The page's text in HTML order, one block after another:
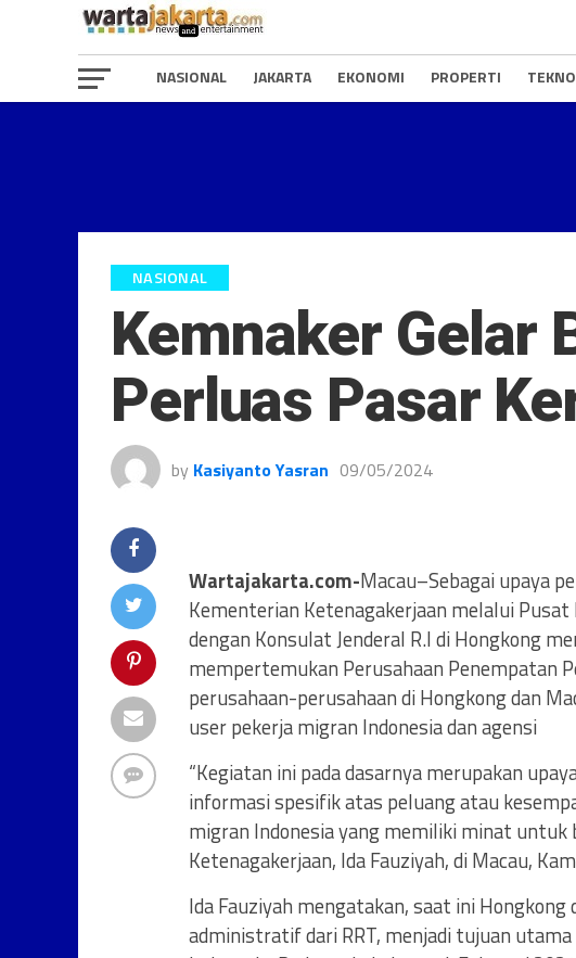
NASIONAL JAKARTA EKONOMI PROPERTI
NASIONAL
Kemnaker Gelar
Perluas Pasar
by Kasiyanto Yasran 09/05/2024
Wartajakarta.com-Macau–Sebagai upaya
Kementerian Ketenagakerjaan melalui Pusat
dengan Konsulat Jenderal R.I di Hongkong
mempertemukan Perusahaan Penempatan
perusahaan-perusahaan di Hongkong dan
user pekerja migran Indonesia dan agensi
“Kegiatan ini pada dasarnya merupakan
informasi spesifik atas peluang atau
migran Indonesia yang memiliki minat untuk
Ketenagakerjaan, Ida Fauziyah, di Macau,
Ida Fauziyah mengatakan, saat ini
administratif dari RRT, menjadi tujuan